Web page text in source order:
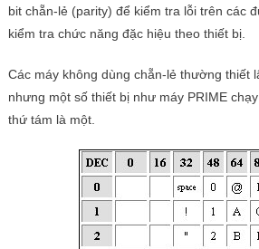
bit chẵn-lẻ(parity) để kiểm tra lỗi trên các
kiểm tra chức năng đặc hiệu theo thiết bị.
Các máy không dùng chẵn-lẻ thường thiết
nhưng một số thiết bị như máy PRIMEchạy
thứ tám là một.